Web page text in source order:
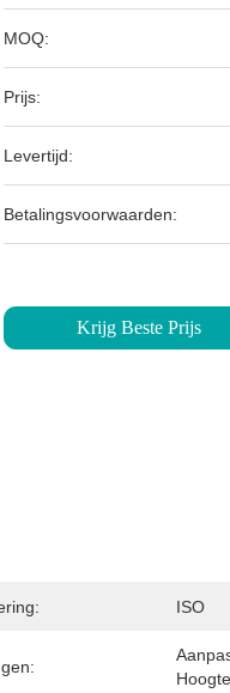
MOQ:
Prijs:
Levertijd:
Betalingsvoorwaarden:
Krijg Beste Prijs
ISO